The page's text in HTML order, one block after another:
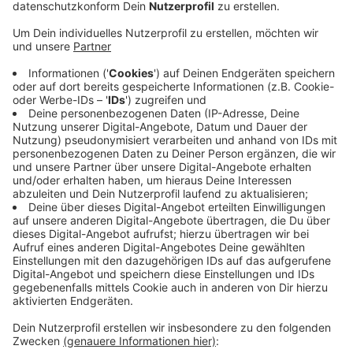
In der Stadt und im Landkreis Osnabrück gibt es keine
flächendeckenden Corona-Tests in Altenheimen. Für
regelmäßige Tests von Heimbewohnern und
Pflegepersonal gibt es nicht genügend Labor-
Kapazitäten, sagte ein Sprecher der
Gesundheitsbehörde.
Zurzeit sei ein Bundesgesetz in Arbeit, dass mehr
Tests ermöglichen würde. Das Robert-Koch-Institut
empfiehlt Tests in Pflegeheimen, auch wenn
Bewohner und Personal keine Corona-Symptome
haben. Die Gesundheitsbehörde für die Stadt und den
Landkreis Osnabrück testet zurzeit nur, wenn ein
Corona-Verdacht besteht.
Anzeige